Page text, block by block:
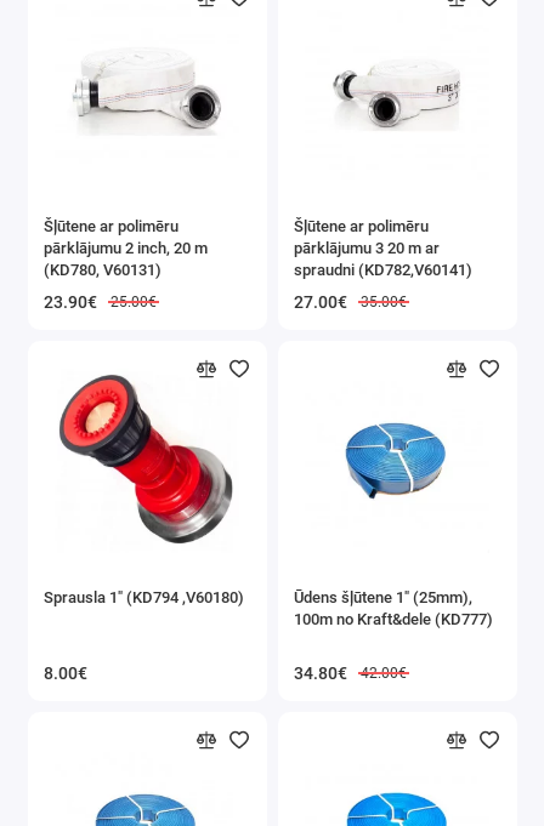
Šļūtene ar polimēru
pārklājumu 2 inch, 20 m
(KD780, V60131)
23.90€ 25.00€
Šļūtene ar polimēru
pārklājumu 3 20 m ar
spraudni (KD782,V60141)
27.00€ 35.00€
Sprausla 1" (KD794 ,V60180)
8.00€
Ūdens šļūtene 1" (25mm),
100m no Kraft&dele (KD777)
34.80€ 42.00€